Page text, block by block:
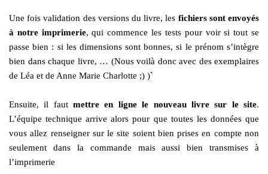
Une fois validation des versions du livre, les fichiers sont envoyés
à notre imprimerie, qui commence les tests pour voir si tout se
passe bien : si les dimensions sont bonnes, si le prénom s’intègre
bien dans chaque livre, … (Nous voilà donc avec des exemplaires
de Léa et de Anne Marie Charlotte ;) )`
Ensuite, il fautmettre en ligne le nouveau livre sur le site.
L’équipe technique arrive alors pour que toutes les données que
vous allez renseigner sur le site soient bien prises en compte non
seulement dans la commande mais aussi bien transmises à
l’imprimerie